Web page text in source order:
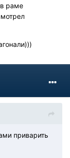
раме
приварить